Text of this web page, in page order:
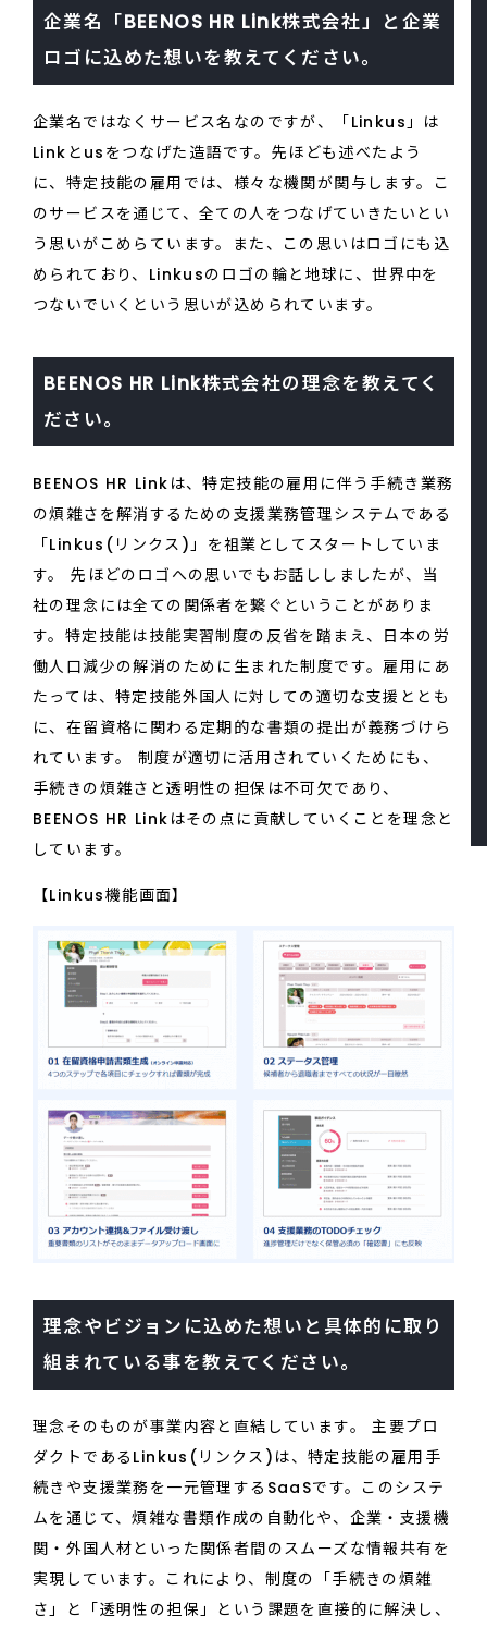
企業名「BEENOS HR Link株式会社」と企業
ロゴに込めた想いを教えてください。
企業名ではなくサービス名なのですが、「Linkus」は
Linkとusをつなげた造語です。先ほども述べたよう
に、特定技能の雇用では、様々な機関が関与します。こ
のサービスを通じて、全ての人をつなげていきたいとい
う思いがこめらています。また、この思いはロゴにも込
められており、Linkusのロゴの輪と地球に、世界中を
つないでいくという思いが込められています。
BEENOS HR Link株式会社の理念を教えてく
ださい。
BEENOS HR Linkは、特定技能の雇用に伴う手続き業務
の煩雑さを解消するための支援業務管理システムである
「Linkus(リンクス)」を祖業としてスタートしていま
す。 先ほどのロゴへの思いでもお話ししましたが、当
社の理念には全ての関係者を繋ぐということがありま
す。特定技能は技能実習制度の反省を踏まえ、日本の労
働人口減少の解消のために生まれた制度です。雇用にあ
たっては、特定技能外国人に対しての適切な支援ととも
に、在留資格に関わる定期的な書類の提出が義務づけら
れています。 制度が適切に活用されていくためにも、
手続きの煩雑さと透明性の担保は不可欠であり、
BEENOS HR Linkはその点に貢献していくことを理念と
しています。
【Linkus機能画面】
理念やビジョンに込めた想いと具体的に取り
組まれている事を教えてください。
理念そのものが事業内容と直結しています。 主要プロ
ダクトであるLinkus(リンクス)は、特定技能の雇用手
続きや支援業務を一元管理するSaaSです。このシステ
ムを通じて、煩雑な書類作成の自動化や、企業・支援機
関・外国人材といった関係者間のスムーズな情報共有を
実現しています。これにより、制度の「手続きの煩雑
さ」と「透明性の担保」という課題を直接的に解決し、